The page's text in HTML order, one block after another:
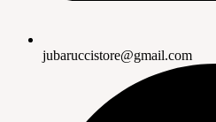
jubaruccistore@gmail.com